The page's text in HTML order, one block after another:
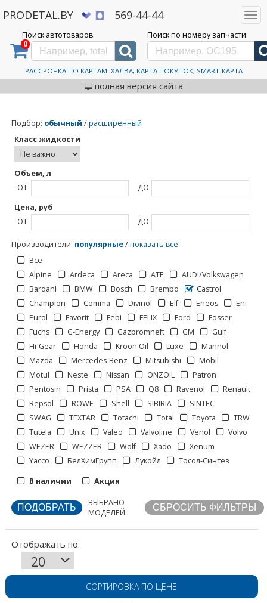
PRODETAL.BY 569-44-44
Поиск автотоваров:
0
Поиск по номеру запчасти:
РАССРОЧКА ПО КАРТАМ: ХАЛВА, КАРТА ПОКУПОК, SMART-КАРТА
полная версия сайта
Дискаунтер автозапчастей PRODETAL.BY > Каталог автотоваров > Castrol
Castrol
Подбор: обычный /расширенный
Класс жидкости
Объем, л
ОТ
ДО
Цена, руб
ОТ
ДО
Производители: популярные/показать все
Все
Alpine
Ardeca Areca ATE
AUDI/Volkswagen
Bardahl
BMW Bosch Brembo
Castrol
Champion
Comma Divinol Elf Eneos
Eni
Eurol
Favorit Febi FELIX Ford
Fosser
Fuchs
G-Energy Gazpromneft GM
Gulf
Hi-Gear
Honda Kroon Oil Luxe
Mannol
Mazda
Mercedes-Benz Mitsubishi
Mobil
Motul
Neste Nissan ONZOIL
Patron
Pentosin
Prista PSA Q8 Ravenol
Renault
Repsol
ROWE Shell SIBIRIA
SINTEC
SWAG
TEXTAR Totachi Total Toyota
TRW
Tutela
Unix Valeo Valvoline Venol
Volvo
WEZER
WEZZER Wolf Xado
Xenum
Yacco
БелХимГрупп Лукойл
Тосол-Синтез
В наличии
Акция
ВЫБРАНО
МОДЕЛЕЙ:
Отображать по:
СОРТИРОВКА ПО ЦЕНЕ